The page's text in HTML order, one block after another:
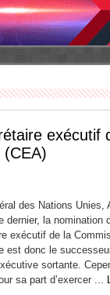
exécutif
(CEA)
des Nations Unies,
dernier, la nomination
exécutif de la
est donc le
sortante.
sa part d’exercer ...